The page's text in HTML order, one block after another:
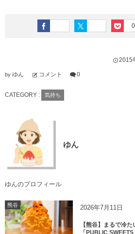
0
2015
by ゆん コメント 0
CATEGORY : 気持ち
ゆん
ゆんのプロフィール
熊谷 2026年7月11日
【熊谷】まるで冷
「PUBLIC